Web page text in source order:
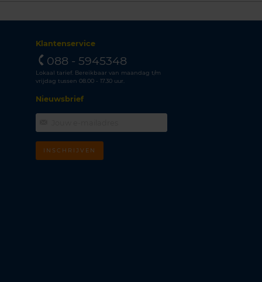
Klantenservice
088 - 5945348
Lokaal tarief. Bereikbaar van maandag t/m
vrijdag tussen 08.00 - 17.30 uur.
Nieuwsbrief
INSCHRIJVEN